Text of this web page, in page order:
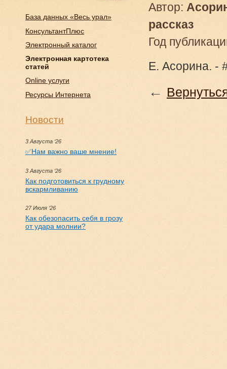
База данных «Весь урал»
КонсультантПлюс
Электронный каталог
Электронная картотека
статей
Online услуги
Ресурсы Интернета
Новости
3 Августа ‘26
✅Нам важно ваше мнение!
3 Августа ‘26
Как подготовиться к грудному
вскармливанию
27 Июля ‘26
Как обезопасить себя в грозу
от удара молнии?
Автор:
рассказ
Год
Е. Асорина. -
←